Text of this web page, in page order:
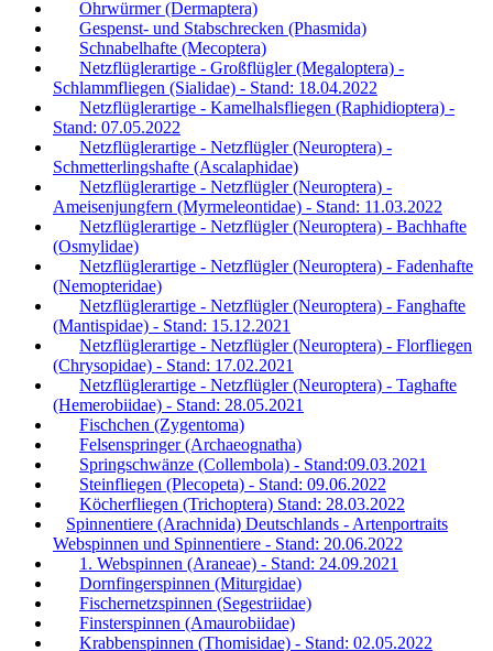
Ohrwürmer (Dermaptera)
Gespenst- und Stabschrecken (Phasmida)
Schnabelhafte (Mecoptera)
Netzflüglerartige - Großflügler (Megaloptera) -
Schlammfliegen (Sialidae) - Stand: 18.04.2022
Netzflüglerartige - Kamelhalsfliegen (Raphidioptera) -
Stand: 07.05.2022
Netzflüglerartige - Netzflügler (Neuroptera) -
Schmetterlingshafte (Ascalaphidae)
Netzflüglerartige - Netzflügler (Neuroptera) -
Ameisenjungfern (Myrmeleontidae) - Stand: 11.03.2022
Netzflüglerartige - Netzflügler (Neuroptera) - Bachhafte
(Osmylidae)
Netzflüglerartige - Netzflügler (Neuroptera) - Fadenhafte
(Nemopteridae)
Netzflüglerartige - Netzflügler (Neuroptera) - Fanghafte
(Mantispidae) - Stand: 15.12.2021
Netzflüglerartige - Netzflügler (Neuroptera) - Florfliegen
(Chrysopidae) - Stand: 17.02.2021
Netzflüglerartige - Netzflügler (Neuroptera) - Taghafte
(Hemerobiidae) - Stand: 28.05.2021
Fischchen (Zygentoma)
Felsenspringer (Archaeognatha)
Springschwänze (Collembola) - Stand:09.03.2021
Steinfliegen (Plecopeta) - Stand: 09.06.2022
Köcherfliegen (Trichoptera) Stand: 28.03.2022
Spinnentiere (Arachnida) Deutschlands - Artenportraits
Webspinnen und Spinnentiere - Stand: 20.06.2022
1. Webspinnen (Araneae) - Stand: 24.09.2021
Dornfingerspinnen (Miturgidae)
Fischernetzspinnen (Segestriidae)
Finsterspinnen (Amaurobiidae)
Krabbenspinnen (Thomisidae) - Stand: 02.05.2022